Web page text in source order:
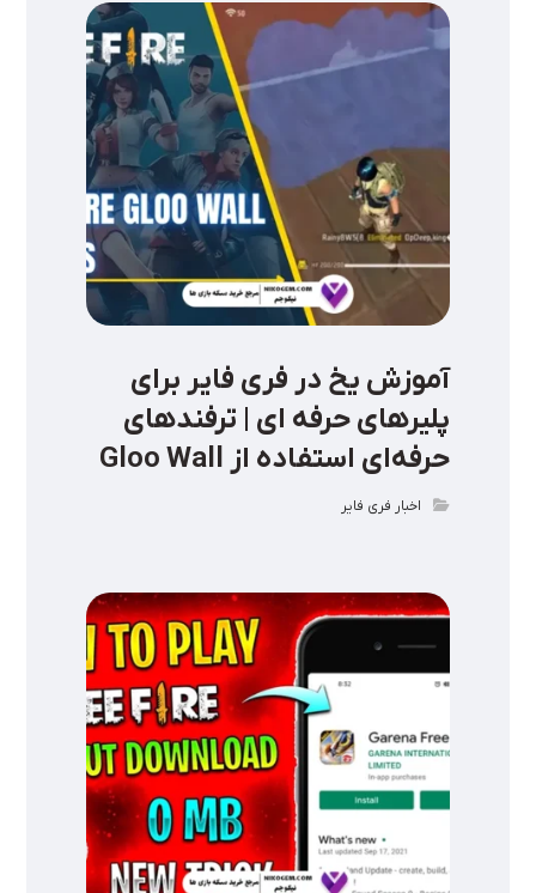
آموزش یخ در فری فایر برای
پلیرهای حرفه ای | ترفندهای
حرفه‌ای استفاده از Gloo Wall
اخبار فری فایر